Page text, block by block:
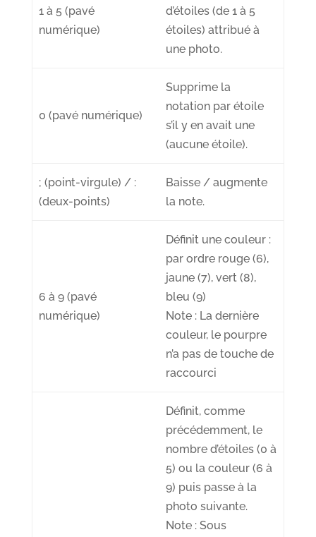
1 à 5 (pavé
numérique)
d’étoiles (de 1 à 5
étoiles) attribué à
une photo.
0 (pavé numérique)
Supprime la
notation par étoile
s’il y en avait une
(aucune étoile).
; (point-virgule) / :
(deux-points)
Baisse / augmente
la note.
6 à 9 (pavé
numérique)
Définit une couleur :
par ordre rouge (6),
jaune (7), vert (8),
bleu (9)
Note : La dernière
couleur, le pourpre
n’a pas de touche de
raccourci
Définit, comme
précédemment, le
nombre d’étoiles (0 à
5) ou la couleur (6 à
9) puis passe à la
photo suivante.
Note : Sous